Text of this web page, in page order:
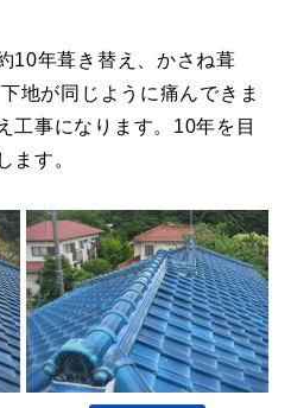
10年葺き替え、かさね葺
地が同じように痛んできま
工事になります。10年を目
ます。